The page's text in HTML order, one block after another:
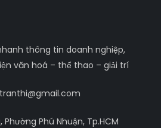
thông tin doanh nghiệp,
văn hoá – thể thao – giải trí
Phường Phú Nhuận, Tp.HCM